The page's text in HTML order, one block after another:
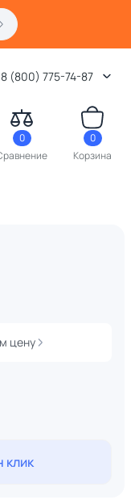
8 (800) 775-74-87
0
0
Корзина
Снизим цену
клик